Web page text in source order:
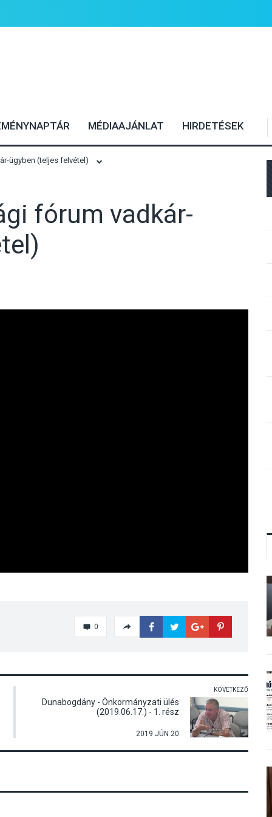
MÉDIAAJÁNLAT HIRDETÉSEK
ügyben (teljes felvétel)
fórum vadkár-
0
KÖVETKEZŐ
Dunabogdány - Önkormányzati ülés
(2019.06.17.) - 1. rész
2019 JÚN 20